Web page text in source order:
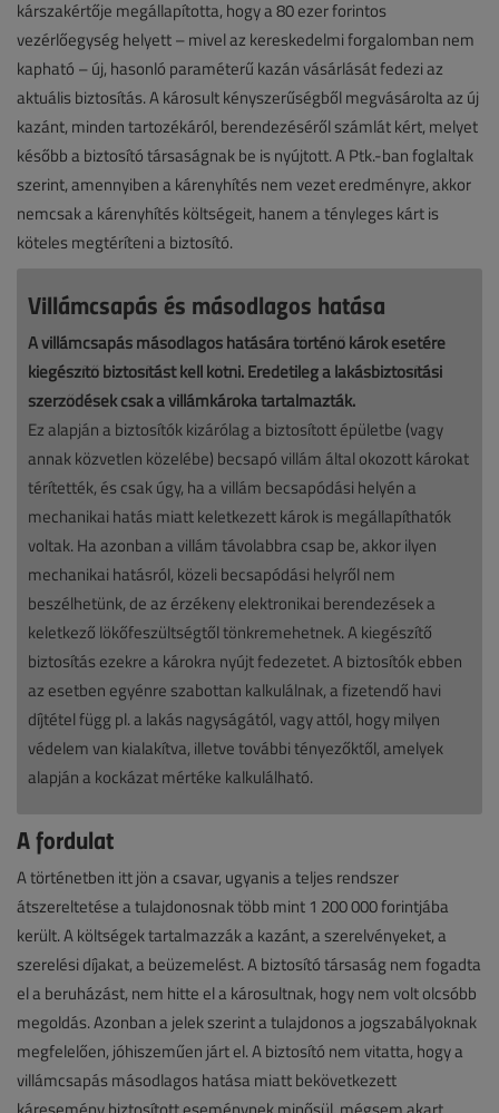
kárszakértője megállapította, hogy a 80 ezer forintos
vezérlőegység helyett – mivel az kereskedelmi forgalomban nem
kapható – új, hasonló paraméterű kazán vásárlását fedezi az
aktuális biztosítás. A károsult kényszerűségből megvásárolta az új
kazánt, minden tartozékáról, berendezéséről számlát kért, melyet
később a biztosító társaságnak be is nyújtott. A Ptk.-ban foglaltak
szerint, amennyiben a kárenyhítés nem vezet eredményre, akkor
nemcsak a kárenyhítés költségeit, hanem a tényleges kárt is
köteles megtéríteni a biztosító.
Villámcsapás és másodlagos hatása
A villámcsapás másodlagos hatására történő károk esetére
kiegészítő biztosítást kell kötni. Eredetileg a lakásbiztosítási
szerződések csak a villámkároka tartalmazták.
Ez alapján a biztosítók kizárólag a biztosított épületbe (vagy
annak közvetlen közelébe) becsapó villám által okozott károkat
térítették, és csak úgy, ha a villám becsapódási helyén a
mechanikai hatás miatt keletkezett károk is megállapíthatók
voltak. Ha azonban a villám távolabbra csap be, akkor ilyen
mechanikai hatásról, közeli becsapódási helyről nem
beszélhetünk, de az érzékeny elektronikai berendezések a
keletkező lökőfeszültségtől tönkremehetnek. A kiegészítő
biztosítás ezekre a károkra nyújt fedezetet. A biztosítók ebben
az esetben egyénre szabottan kalkulálnak, a fizetendő havi
díjtétel függ pl. a lakás nagyságától, vagy attól, hogy milyen
védelem van kialakítva, illetve további tényezőktől, amelyek
alapján a kockázat mértéke kalkulálható.
A fordulat
A történetben itt jön a csavar, ugyanis a teljes rendszer
átszereltetése a tulajdonosnak több mint 1 200 000 forintjába
került. A költségek tartalmazzák a kazánt, a szerelvényeket, a
szerelési díjakat, a beüzemelést. A biztosító társaság nem fogadta
el a beruházást, nem hitte el a károsultnak, hogy nem volt olcsóbb
megoldás. Azonban a jelek szerint a tulajdonos a jogszabályoknak
megfelelően, jóhiszeműen járt el. A biztosító nem vitatta, hogy a
villámcsapás másodlagos hatása miatt bekövetkezett